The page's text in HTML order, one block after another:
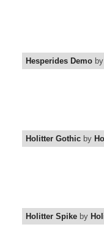
Hesperides Demo by
Holitter Gothic by
Holitter Spike by